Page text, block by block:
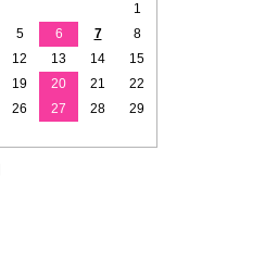
1
5 6 7
8
12 13 14
15
19 20 21
22
26 27 28
29